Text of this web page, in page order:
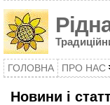
ГОЛОВНА ПРО НАС
Новини і